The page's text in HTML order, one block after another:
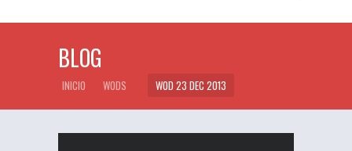
BLOG
INICIO WODS WOD 23 DEC 2013